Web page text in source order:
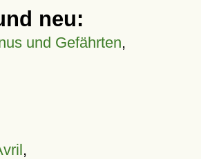
neu:
und Gefährten,
,